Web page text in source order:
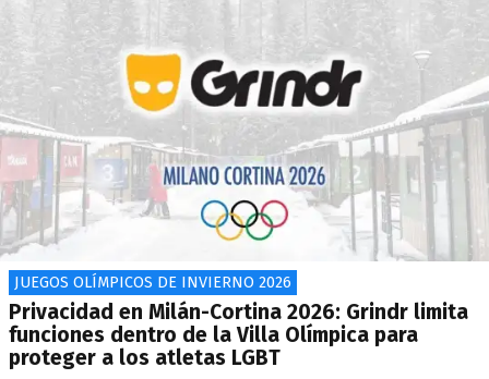
JUEGOS OLÍMPICOS DE INVIERNO 2026
Privacidad en Milán-Cortina 2026: Grindr limita
funciones dentro de la Villa Olímpica para
proteger a los atletas LGBT